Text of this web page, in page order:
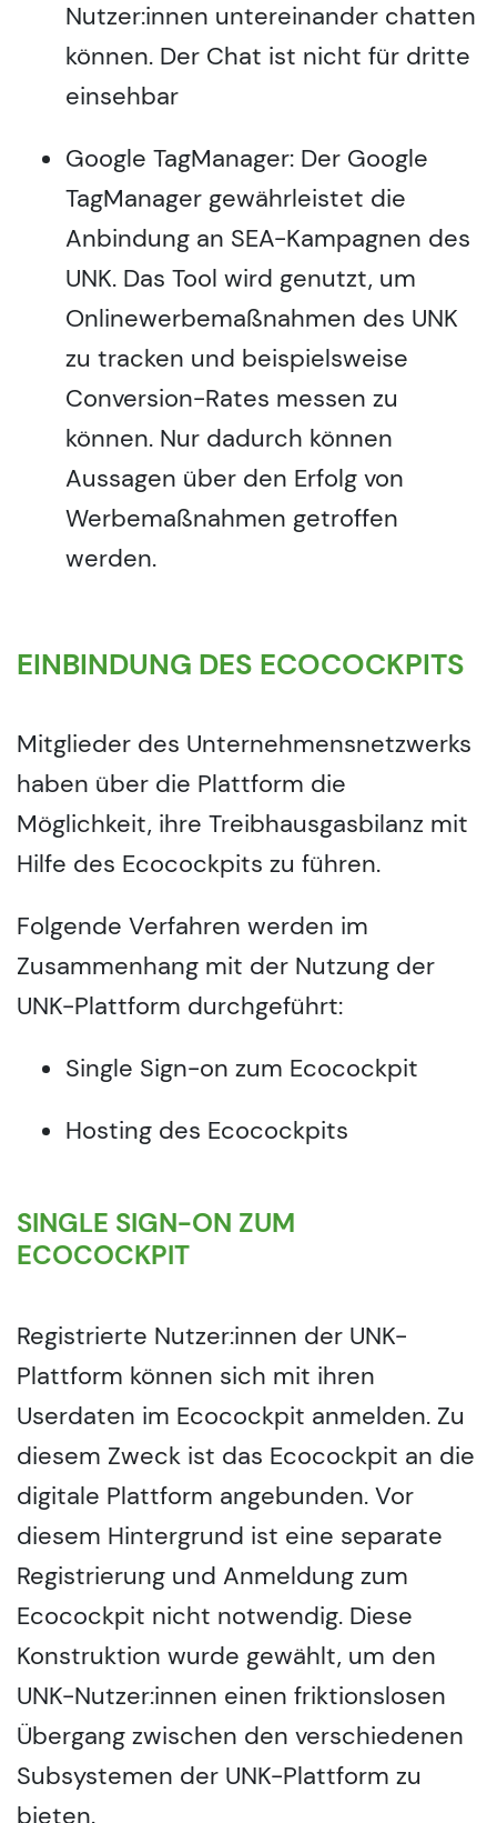
Nutzer:innen untereinander chatten
können. Der Chat ist nicht für dritte
einsehbar
Google TagManager: Der Google
TagManager gewährleistet die
Anbindung an SEA-Kampagnen des
UNK. Das Tool wird genutzt, um
Onlinewerbemaßnahmen des UNK
zu tracken und beispielsweise
Conversion-Rates messen zu
können. Nur dadurch können
Aussagen über den Erfolg von
Werbemaßnahmen getroffen
werden.
EINBINDUNG DES ECOCOCKPITS
Mitglieder des Unternehmensnetzwerks
haben über die Plattform die
Möglichkeit, ihre Treibhausgasbilanz mit
Hilfe des Ecocockpits zu führen.
Folgende Verfahren werden im
Zusammenhang mit der Nutzung der
UNK-Plattform durchgeführt:
Single Sign-on zum Ecocockpit
Hosting des Ecocockpits
SINGLE SIGN-ON ZUM
ECOCOCKPIT
Registrierte Nutzer:innen der UNK-
Plattform können sich mit ihren
Userdaten im Ecocockpit anmelden. Zu
diesem Zweck ist das Ecocockpit an die
digitale Plattform angebunden. Vor
diesem Hintergrund ist eine separate
Registrierung und Anmeldung zum
Ecocockpit nicht notwendig. Diese
Konstruktion wurde gewählt, um den
UNK-Nutzer:innen einen friktionslosen
Übergang zwischen den verschiedenen
Subsystemen der UNK-Plattform zu
bieten.